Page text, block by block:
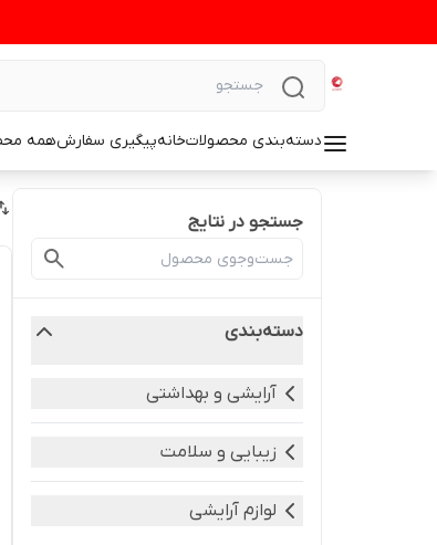
دسته‌بندی محصولاتخانهپیگیری سفارشهمه
جستجو در نتایج
دسته‌بندی
آرایشی و بهداشتی
زیبایی و سلامت
لوازم آرایشی